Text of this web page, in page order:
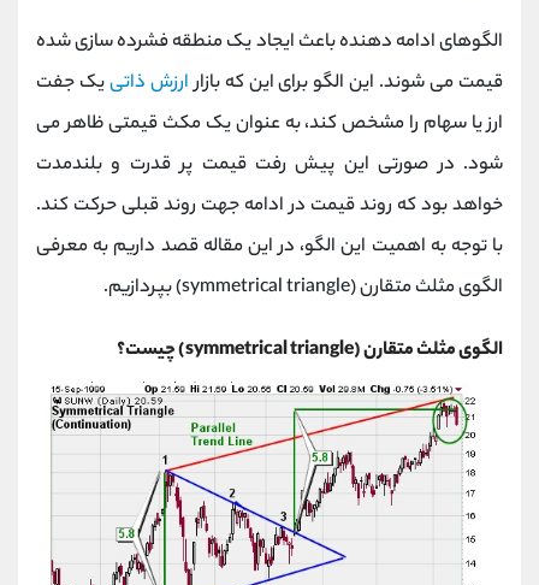
الگوهای ادامه دهنده باعث ایجاد یک منطقه فشرده سازی شده
قیمت می شوند. این الگو برای این که بازارارزش ذاتییک جفت
ارز یا سهام را مشخص کند، به عنوان یک مکث قیمتی ظاهر می
شود. در صورتی این پیش رفت قیمت پر قدرت و بلندمدت
خواهد بود که روند قیمت در ادامه جهت روند قبلی حرکت کند.
با توجه به اهمیت این الگو، در این مقاله قصد داریم به معرفی
الگوی مثلث متقارن (symmetrical triangle) بپردازیم.
الگوی مثلث متقارن (symmetrical triangle) چیست؟